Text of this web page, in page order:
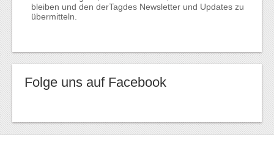
bleiben und den derTagdes Newsletter und Updates zu
übermitteln.
Folge uns auf Facebook